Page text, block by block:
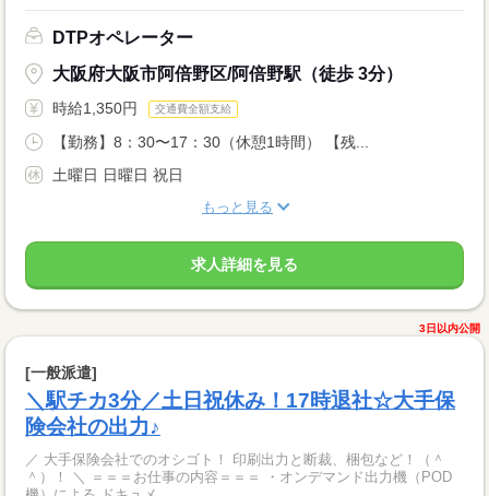
DTPオペレーター
大阪府大阪市阿倍野区/阿倍野駅（徒歩 3分）
時給1,350円 交通費全額支給
【勤務】8：30〜17：30（休憩1時間） 【残...
土曜日 日曜日 祝日
もっと見る
求人詳細を見る
3日以内公開
[一般派遣]
＼駅チカ3分／土日祝休み！17時退社☆大手保
険会社の出力♪
／ 大手保険会社でのオシゴト！ 印刷出力と断裁、梱包など！（＾
＾）！ ＼ ＝＝＝お仕事の内容＝＝＝ ・オンデマンド出力機（POD